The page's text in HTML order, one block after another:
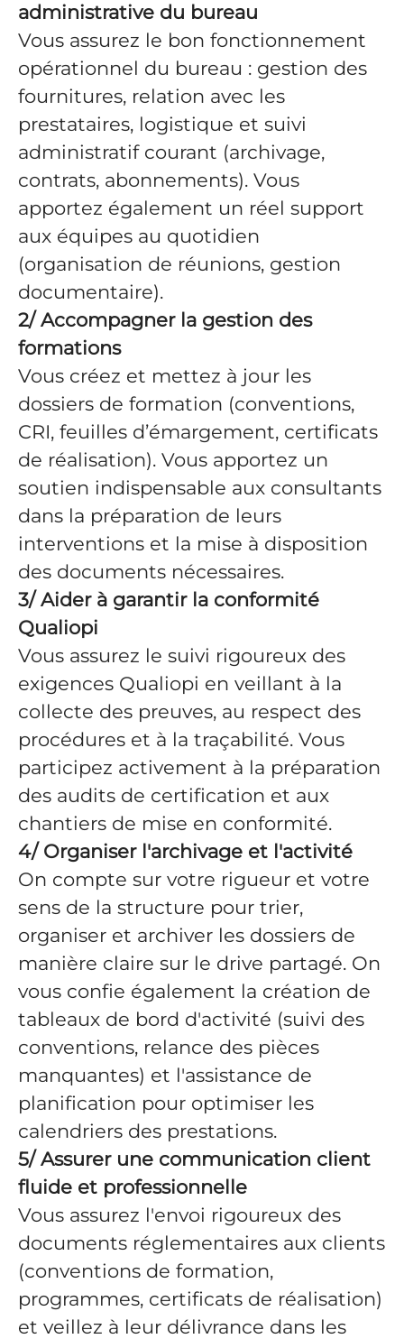
administrative du bureau
Vous assurez le bon fonctionnement
opérationnel du bureau : gestion des
fournitures, relation avec les
prestataires, logistique et suivi
administratif courant (archivage,
contrats, abonnements). Vous
apportez également un réel support
aux équipes au quotidien
(organisation de réunions, gestion
documentaire).
2/ Accompagner la gestion des
formations
Vous créez et mettez à jour les
dossiers de formation (conventions,
CRI, feuilles d’émargement, certificats
de réalisation). Vous apportez un
soutien indispensable aux consultants
dans la préparation de leurs
interventions et la mise à disposition
des documents nécessaires.
3/ Aider à garantir la conformité
Qualiopi
Vous assurez le suivi rigoureux des
exigences Qualiopi en veillant à la
collecte des preuves, au respect des
procédures et à la traçabilité. Vous
participez activement à la préparation
des audits de certification et aux
chantiers de mise en conformité.
4/ Organiser l'archivage et l'activité
On compte sur votre rigueur et votre
sens de la structure pour trier,
organiser et archiver les dossiers de
manière claire sur le drive partagé. On
vous confie également la création de
tableaux de bord d'activité (suivi des
conventions, relance des pièces
manquantes) et l'assistance de
planification pour optimiser les
calendriers des prestations.
5/ Assurer une communication client
fluide et professionnelle
Vous assurez l'envoi rigoureux des
documents réglementaires aux clients
(conventions de formation,
programmes, certificats de réalisation)
et veillez à leur délivrance dans les